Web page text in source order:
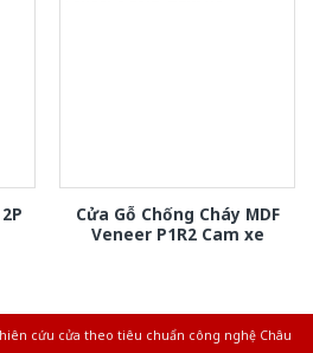
Cửa Gỗ Chống Cháy MDF
Veneer P1R2 Cam xe
cứu cửa theo tiêu chuẩn công nghệ Châu